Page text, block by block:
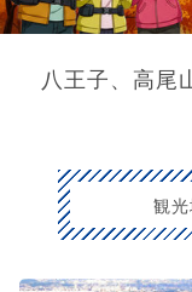
八王子、高尾
観